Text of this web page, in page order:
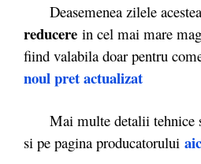
Deasemenea zilele
reducere in cel mai mare
fiind valabila doar pentru
noul pret actualizat
Mai multe detalii tehnice
si pe pagina producatorului